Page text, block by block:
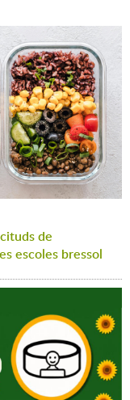
de
escoles bressol